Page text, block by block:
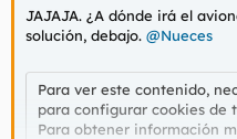
JAJAJA. ¿A dónde irá el
solución, debajo. @Nueces
Para ver este contenido,
para configurar cookies de
Para obtener información